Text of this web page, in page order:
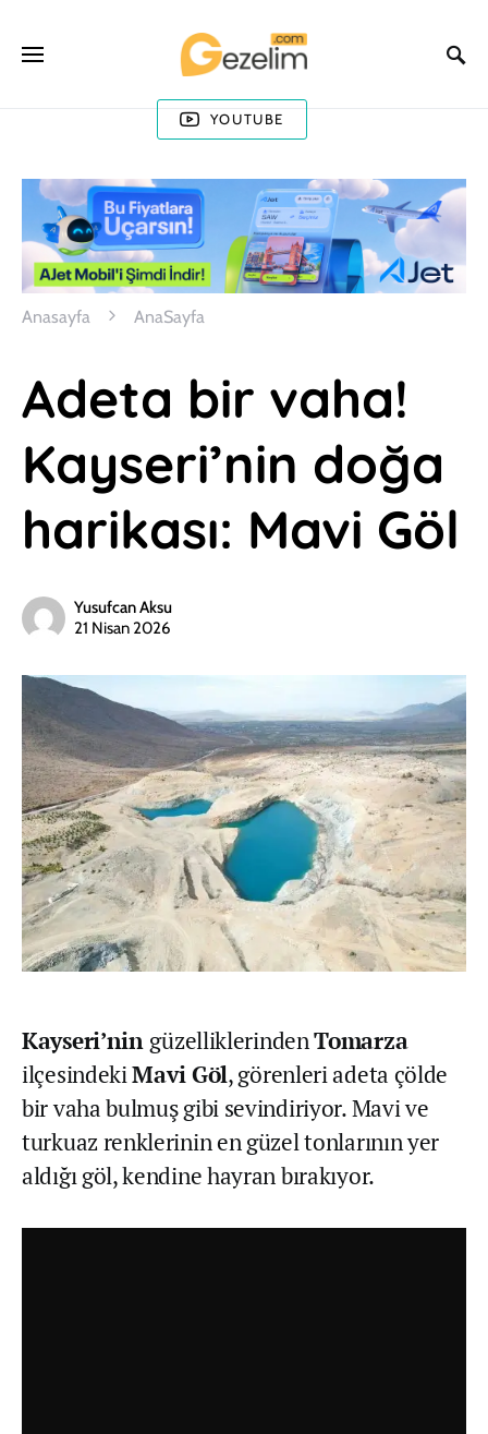
YOUTUBE
Anasayfa AnaSayfa
Adeta bir vaha!
Kayseri’nin doğa
harikası: Mavi Göl
Yusufcan Aksu
21 Nisan 2026
Kayseri’nin güzelliklerindenTomarza
ilçesindekiMavi Göl, görenleri adeta çölde
bir vaha bulmuş gibi sevindiriyor. Mavi ve
turkuaz renklerinin en güzel tonlarının yer
aldığı göl, kendine hayran bırakıyor.